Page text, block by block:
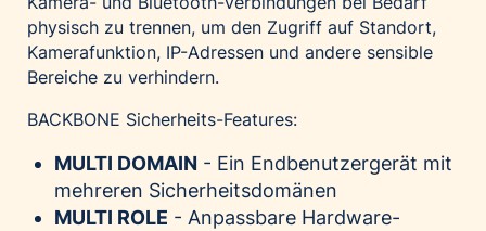
physisch zu trennen, um den Zugriff auf Standort,
Kamerafunktion, IP-Adressen und andere sensible
Bereiche zu verhindern.
BACKBONE Sicherheits-Features:
MULTI DOMAIN - Ein Endbenutzergerät mit
mehreren Sicherheitsdomänen
MULTI ROLE - Anpassbare Hardware-